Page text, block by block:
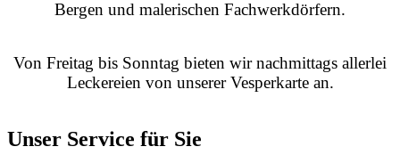
Bergen und malerischen Fachwerkdörfern.
Von Freitag bis Sonntag bieten wir nachmittags allerlei
Leckereien von unserer Vesperkarte an.
Unser Service für Sie